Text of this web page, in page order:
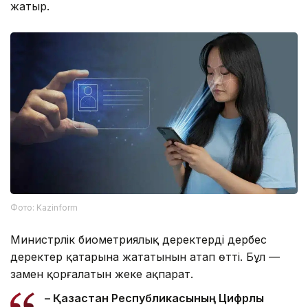
жатыр.
Фото: Kazinform
Министрлік биометриялық деректердің дербес
деректер қатарына жататынын атап өтті. Бұл —
заңмен қорғалатын жеке ақпарат.
– Қазақстан Республикасының Цифрлық